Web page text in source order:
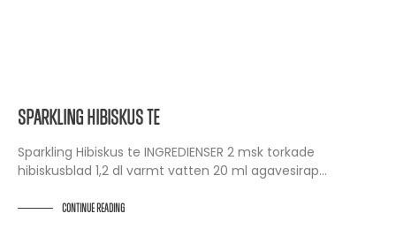
Sparkling Hibiskus te
Sparkling Hibiskus te INGREDIENSER 2 msk torkade
hibiskusblad 1,2 dl varmt vatten 20 ml agavesirap⁠…
CONTINUE READING